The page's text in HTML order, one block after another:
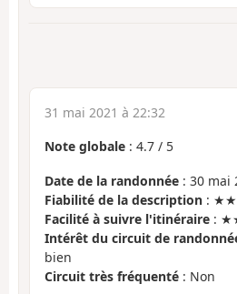
31 mai 2021 à 22:32
Note globale : 4.7 / 5
Date de la randonnée : 30 mai
Fiabilité de la description :
Facilité à suivre l'itinéraire :
Intérêt du circuit de
bien
Circuit très fréquenté : Non